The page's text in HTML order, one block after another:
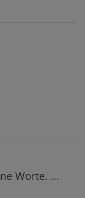
Worte. ...